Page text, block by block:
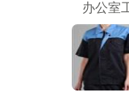
办公室